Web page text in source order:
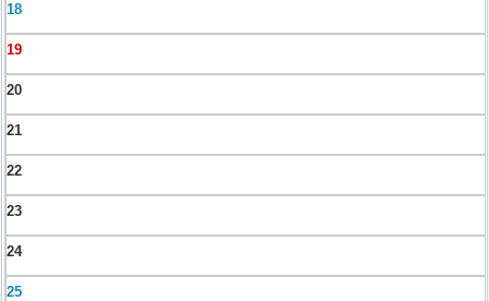
18
19
20
21
22
23
24
25